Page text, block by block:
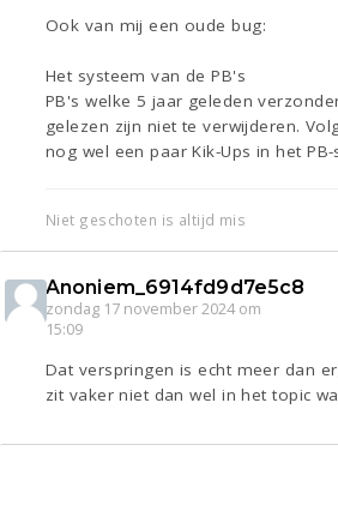
Ook van mij een oude bug:
Het systeem van de PB's
PB's welke 5 jaar geleden
gelezen zijn niet te verwijderen.
nog wel een paar Kik-Ups in het PB-
Niet geschoten is altijd mis
Anoniem_6914fd9d7e5c8
zondag 17 november 2024 om
15:09
Dat verspringen is echt meer dan
zit vaker niet dan wel in het topic